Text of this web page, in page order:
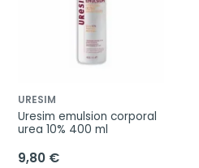
URESIM
Uresim emulsion corporal
urea 10% 400 ml
9,80 €